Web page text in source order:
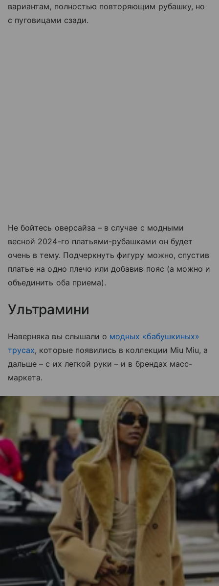
вариантам, полностью повторяющим рубашку, но
с пуговицами сзади.
Не бойтесь оверсайза – в случае с модными
весной 2024-го платьями-рубашками он будет
очень в тему. Подчеркнуть фигуру можно, спустив
платье на одно плечо или добавив пояс (а можно и
объединить оба приема).
Ультрамини
Наверняка вы слышали о модных «бабушкиных»
трусах, которые появились в коллекции Miu Miu, а
дальше– с их легкой руки– и в брендах масс-
маркета.